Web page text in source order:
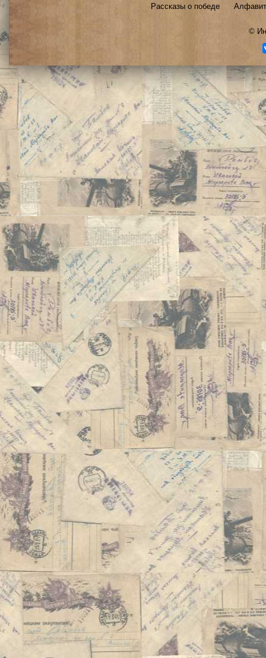
Рассказы о победе
©